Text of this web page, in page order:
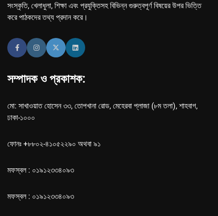
সংস্কৃতি, খেলাধুলা, শিক্ষা এবং প্রযুক্তিসহ বিভিন্ন গুরুত্বপূর্ণ বিষয়ের উপর ভিত্তি
করে পাঠকদের তথ্য প্রদান করে।
সম্পাদক ও প্রকাশক:
মো: সাখাওয়াত হোসেন ৩৩, তোপখানা রোড, মেহেরবা প্লাজা (৮ম তলা), শাহবাগ,
ঢাকা-১০০০
ফোনঃ +৮৮০২-৪১০৫২২৯০ অথবা ৯১
মফস্বল : ০১৯১২৩৩৪০৯৩
মফস্বল : ০১৯১২৩৩৪০৯৩